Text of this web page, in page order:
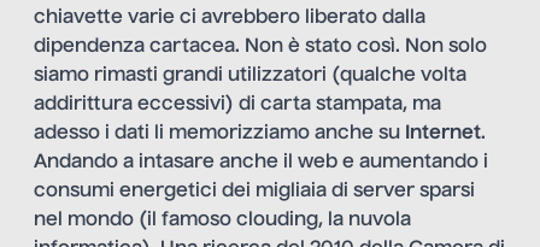
chiavette varie ci avrebbero liberato dalla
dipendenza cartacea. Non è stato così. Non solo
siamo rimasti grandi utilizzatori (qualche volta
addirittura eccessivi) di carta stampata, ma
adesso i dati li memorizziamo anche su Internet.
Andando a intasare anche il web e aumentando i
consumi energetici dei migliaia di server sparsi
nel mondo (il famoso clouding, la nuvola